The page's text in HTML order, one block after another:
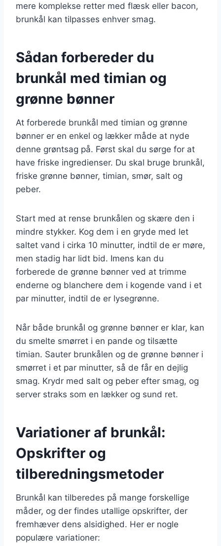
mere komplekse retter med flæsk eller bacon,
brunkål kan tilpasses enhver smag.
Sådan forbereder du
brunkål med timian og
grønne bønner
At forberede brunkål med timian og grønne
bønner er en enkel og lækker måde at nyde
denne grøntsag på. Først skal du sørge for at
have friske ingredienser. Du skal bruge brunkål,
friske grønne bønner, timian, smør, salt og
peber.
Start med at rense brunkålen og skære den i
mindre stykker. Kog dem i en gryde med let
saltet vand i cirka 10 minutter, indtil de er møre,
men stadig har lidt bid. Imens kan du
forberede de grønne bønner ved at trimme
enderne og blanchere dem i kogende vand i et
par minutter, indtil de er lysegrønne.
Når både brunkål og grønne bønner er klar, kan
du smelte smørret i en pande og tilsætte
timian. Sauter brunkålen og de grønne bønner i
smørret i et par minutter, så de får en dejlig
smag. Krydr med salt og peber efter smag, og
server straks som en lækker og sund ret.
Variationer af brunkål:
Opskrifter og
tilberedningsmetoder
Brunkål kan tilberedes på mange forskellige
måder, og der findes utallige opskrifter, der
fremhæver dens alsidighed. Her er nogle
populære variationer: